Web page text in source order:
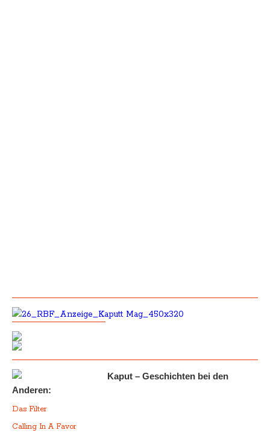
Kaput – Geschichten bei den
Anderen:
Das Filter
Calling In A Favor